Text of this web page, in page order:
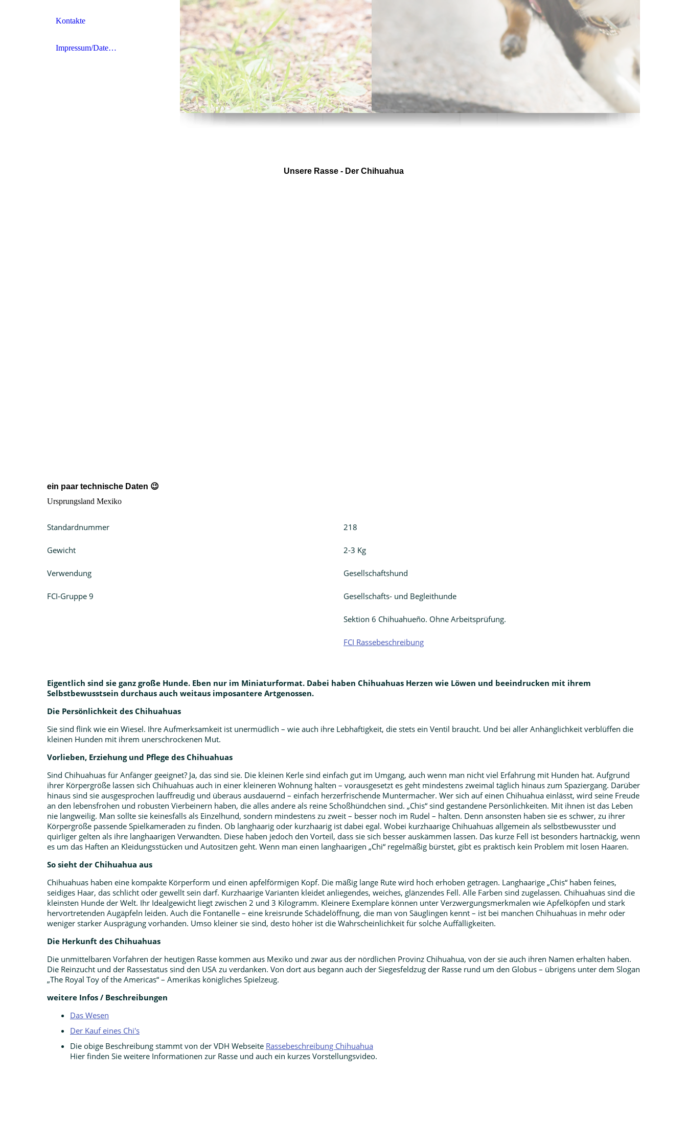
Kontakte
Impressum/Datenschutz
Unsere Rasse - Der Chihuahua
ein paar technische Daten 😉
Ursprungsland Mexiko
Standardnummer 218
Gewicht 2-3 Kg
Verwendung Gesellschaftshund
FCI-Gruppe 9 Gesellschafts- und Begleithunde
Sektion 6 Chihuahueño. Ohne Arbeitsprüfung.
FCI Rassebeschreibung
Eigentlich sind sie ganz große Hunde. Eben nur im Miniaturformat. Dabei haben Chihuahuas Herzen wie Löwen und beeindrucken mit ihrem
Selbstbewusstsein durchaus auch weitaus imposantere Artgenossen.
Die Persönlichkeit des Chihuahuas
Sie sind flink wie ein Wiesel. Ihre Aufmerksamkeit ist unermüdlich – wie auch ihre Lebhaftigkeit, die stets ein Ventil braucht. Und bei aller Anhänglichkeit verblüffen die
kleinen Hunden mit ihrem unerschrockenen Mut.
Vorlieben, Erziehung und Pflege des Chihuahuas
Sind Chihuahuas für Anfänger geeignet? Ja, das sind sie. Die kleinen Kerle sind einfach gut im Umgang, auch wenn man nicht viel Erfahrung mit Hunden hat. Aufgrund
ihrer Körpergröße lassen sich Chihuahuas auch in einer kleineren Wohnung halten – vorausgesetzt es geht mindestens zweimal täglich hinaus zum Spaziergang. Darüber
hinaus sind sie ausgesprochen lauffreudig und überaus ausdauernd – einfach herzerfrischende Muntermacher. Wer sich auf einen Chihuahua einlässt, wird seine Freude
an den lebensfrohen und robusten Vierbeinern haben, die alles andere als reine Schoßhündchen sind. „Chis“ sind gestandene Persönlichkeiten. Mit ihnen ist das Leben
nie langweilig. Man sollte sie keinesfalls als Einzelhund, sondern mindestens zu zweit – besser noch im Rudel – halten. Denn ansonsten haben sie es schwer, zu ihrer
Körpergröße passende Spielkameraden zu finden. Ob langhaarig oder kurzhaarig ist dabei egal. Wobei kurzhaarige Chihuahuas allgemein als selbstbewusster und
quirliger gelten als ihre langhaarigen Verwandten. Diese haben jedoch den Vorteil, dass sie sich besser auskämmen lassen. Das kurze Fell ist besonders hartnäckig, wenn
es um das Haften an Kleidungsstücken und Autositzen geht. Wenn man einen langhaarigen „Chi“ regelmäßig bürstet, gibt es praktisch kein Problem mit losen Haaren.
So sieht der Chihuahua aus
Chihuahuas haben eine kompakte Körperform und einen apfelförmigen Kopf. Die mäßig lange Rute wird hoch erhoben getragen. Langhaarige „Chis“ haben feines,
seidiges Haar, das schlicht oder gewellt sein darf. Kurzhaarige Varianten kleidet anliegendes, weiches, glänzendes Fell. Alle Farben sind zugelassen. Chihuahuas sind die
kleinsten Hunde der Welt. Ihr Idealgewicht liegt zwischen 2 und 3 Kilogramm. Kleinere Exemplare können unter Verzwergungsmerkmalen wie Apfelköpfen und stark
hervortretenden Augäpfeln leiden. Auch die Fontanelle – eine kreisrunde Schädelöffnung, die man von Säuglingen kennt – ist bei manchen Chihuahuas in mehr oder
weniger starker Ausprägung vorhanden. Umso kleiner sie sind, desto höher ist die Wahrscheinlichkeit für solche Auffälligkeiten.
Die Herkunft des Chihuahuas
Die unmittelbaren Vorfahren der heutigen Rasse kommen aus Mexiko und zwar aus der nördlichen Provinz Chihuahua, von der sie auch ihren Namen erhalten haben.
Die Reinzucht und der Rassestatus sind den USA zu verdanken. Von dort aus begann auch der Siegesfeldzug der Rasse rund um den Globus – übrigens unter dem Slogan
„The Royal Toy of the Americas“ – Amerikas königliches Spielzeug.
weitere Infos / Beschreibungen
Das Wesen
Der Kauf eines Chi's
Die obige Beschreibung stammt von der VDH Webseite Rassebeschreibung Chihuahua
Hier finden Sie weitere Informationen zur Rasse und auch ein kurzes Vorstellungsvideo.